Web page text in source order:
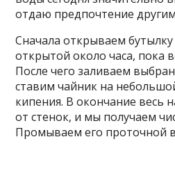
отдаю предпочтение
Сначала открываем
открытой около часа, пока
После чего заливаем
ставим чайник на
кипения. В окончание весь
от стенок, и мы получаем
Промываем его проточной